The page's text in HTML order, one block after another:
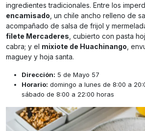
ingredientes tradicionales. Entre los
encamisado, un chile ancho relleno de
acompañado de salsa de frijol y
filete Mercaderes, cubierto con pasta
cabra; y el mixiote de Huachinango,
maguey y hoja santa.
Dirección: 5 de Mayo 57
Horario: domingo a lunes de 8:00 a
sábado de 8:00 a 22:00 horas